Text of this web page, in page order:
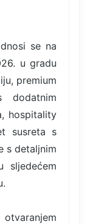
se na
u gradu
premium
hospitality
susreta s
s detaljnim
sljedećem